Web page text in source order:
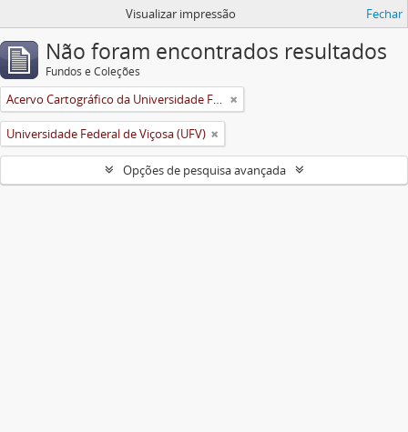
Visualizar impressão Fechar
Não foram encontrados resultados
Fundos e Coleções
Acervo Cartográfico da Universidade Federal de Viçosa
Universidade Federal de Viçosa (UFV)
Opções de pesquisa avançada